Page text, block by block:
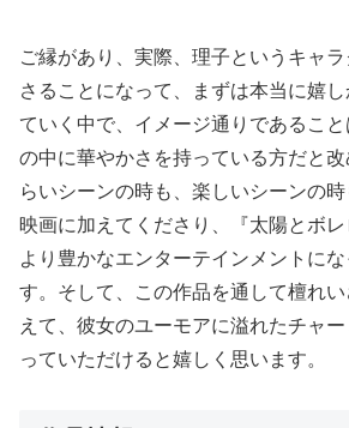
ご縁があり、実際、理子というキャ
さることになって、まずは本当に嬉
ていく中で、イメージ通りであるこ
の中に華やかさを持っている方だと
らいシーンの時も、楽しいシーンの
映画に加えてくださり、『太陽とボレ
より豊かなエンターテインメントに
す。そして、この作品を通して檀れ
えて、彼女のユーモアに溢れたチャ
っていただけると嬉しく思います。